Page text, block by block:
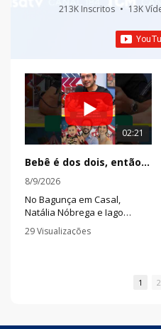
213K Inscritos • 13K
02:21
Bebê é dos dois, então a missão também é dos dois
8/9/2026
No Bagunça em Casal,
Natália Nóbrega e Iago
Marques mostram como
planejamento, rede de apoio
29 Visualizações
1 2